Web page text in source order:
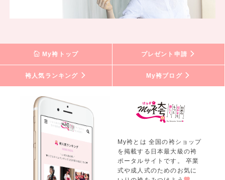
My袴トップ プレゼント申請
袴人気ランキング My袴ブログ
My袴とは 全国の袴ショップ
を掲載する日本最大級の袴
ポータルサイトです。 卒業
式や成人式のためのお気に